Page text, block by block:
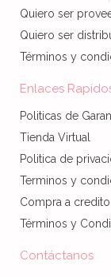
Quiero ser
Quiero ser
Términos y
Enlaces
Politicas de
Tienda Virtual
Politica de
Terminos y
Compra a credito
Términos y
Contáctanos